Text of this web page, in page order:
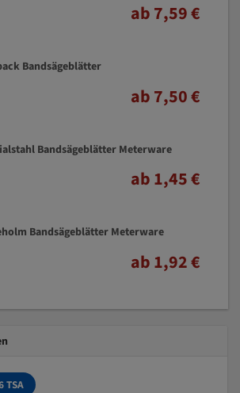
ab 7,59 €
Bandsägeblätter
ab 7,50 €
Bandsägeblätter Meterware
ab 1,45 €
Bandsägeblätter Meterware
ab 1,92 €
TSA